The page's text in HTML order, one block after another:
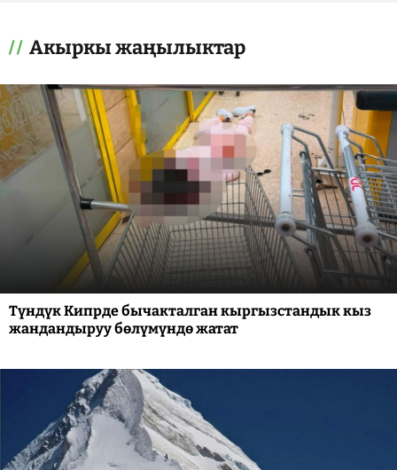
Акыркы жаңылыктар
Түндүк Кипрде бычакталган кыргызстандык кыз
жандандыруу бөлүмүндө жатат